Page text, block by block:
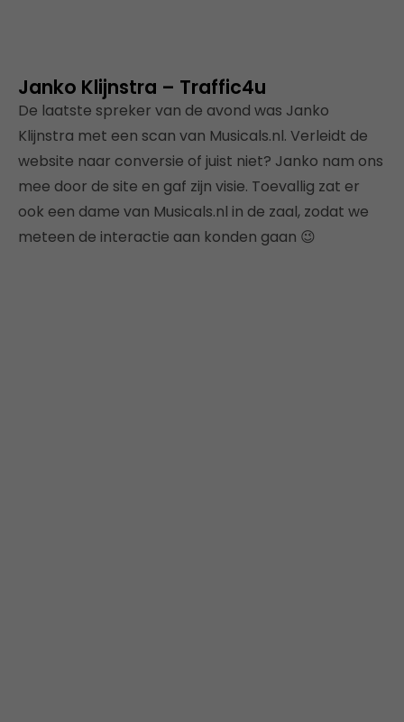
Janko Klijnstra – Traffic4u
De laatste spreker van de avond was Janko
Klijnstra met een scan van Musicals.nl. Verleidt de
website naar conversie of juist niet? Janko nam ons
mee door de site en gaf zijn visie. Toevallig zat er
ook een dame van Musicals.nl in de zaal, zodat we
meteen de interactie aan konden gaan 😉